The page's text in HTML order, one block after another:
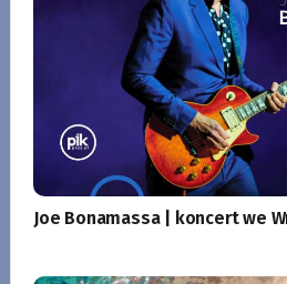
Joe Bonamassa | koncert we